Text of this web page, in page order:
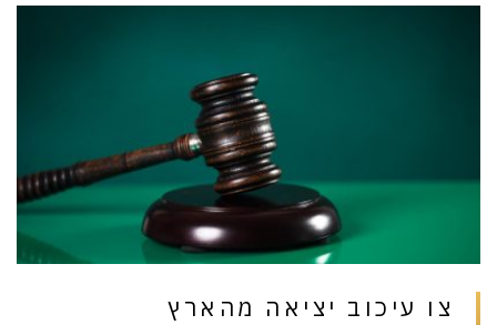
צו עיכוב יציאה מהארץ